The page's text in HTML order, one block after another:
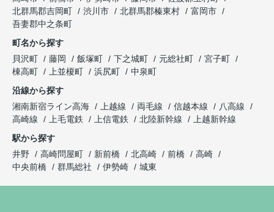
北群馬郡吉岡町
渋川市 北群馬郡榛東村
富岡市
吾妻郡中之条町
町名から探す
貝沢町
藤岡 飯塚町 下之城町 元総社町
宮子町
棟高町
上並榎町 浜尻町
中泉町
沿線から探す
湘南新宿ライン高海
上越線 両毛線 信越本線
八高線
高崎線
上毛電鉄 上信電鉄 北陸新幹線
上越新幹線
駅から探す
井野
高崎問屋町 新前橋 北高崎 前橋
高崎
中央前橋
群馬総社 伊勢崎 城東